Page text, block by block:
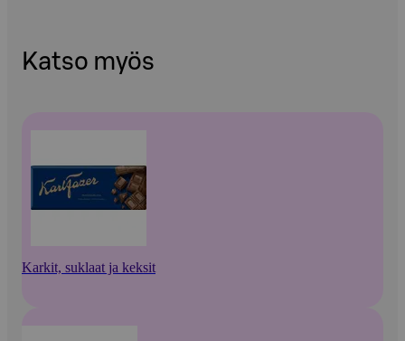
Katso myös
Karkit, suklaat ja keksit